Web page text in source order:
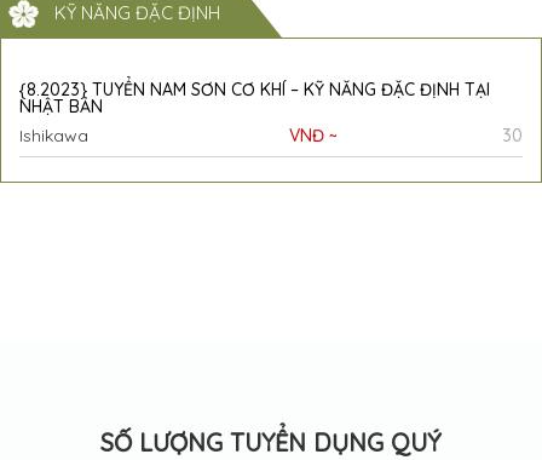
KỸ NĂNG ĐẶC ĐỊNH
{8.2023} TUYỂN NAM SƠN CƠ KHÍ – KỸ NĂNG ĐẶC ĐỊNH TẠI
NHẬT BẢN
Ishikawa
VNĐ ~ 30
SỐ LƯỢNG TUYỂN DỤNG QUÝ